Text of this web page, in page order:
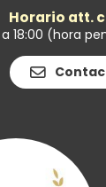
Horario att.
a 18:00 (hora